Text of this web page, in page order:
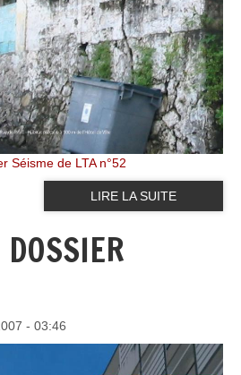
Séisme de LTA n°52
LIRE LA SUITE
- 03:46